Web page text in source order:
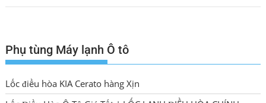
Phụ tùng Máy lạnh Ô tô
Lốc điều hòa KIA Cerato hàng Xịn